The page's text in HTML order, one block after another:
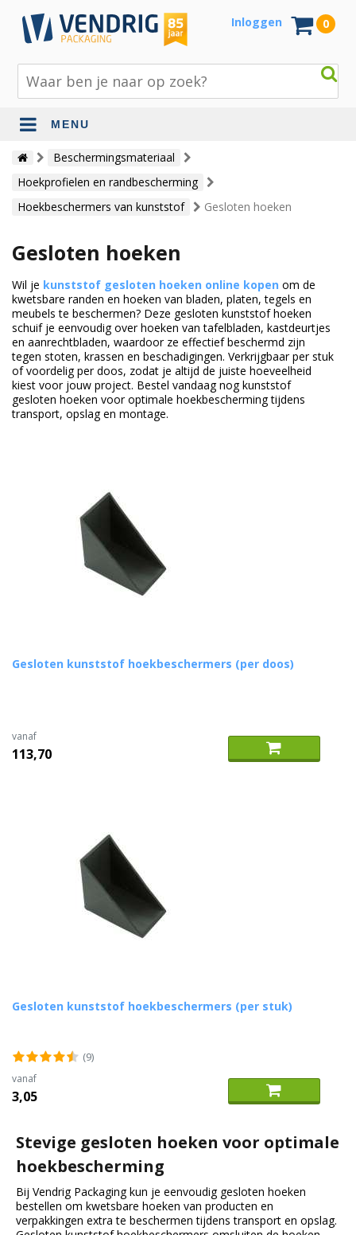
Inloggen 0
MENU
Beschermingsmateriaal
Bouw- en tuinmaterialen
Jute en lopers
Papier en karton
Tape en stickers
Verhuismaterialen
Duurzame verpakkingen
Bedrukte verpakkingen
Beschermingsmateriaal
Hoekprofielen en randbescherming
Hoekbeschermers van kunststof
Gesloten hoeken
Gesloten hoeken
Wil je kunststof gesloten hoeken online kopen om de
kwetsbare randen en hoeken van bladen, platen, tegels en
meubels te beschermen? Deze gesloten kunststof hoeken
schuif je eenvoudig over hoeken van tafelbladen, kastdeurtjes
en aanrechtbladen, waardoor ze effectief beschermd zijn
tegen stoten, krassen en beschadigingen. Verkrijgbaar per stuk
of voordelig per doos, zodat je altijd de juiste hoeveelheid
kiest voor jouw project. Bestel vandaag nog kunststof
gesloten hoeken voor optimale hoekbescherming tijdens
transport, opslag en montage.
Gesloten kunststof hoekbeschermers (per doos)
vanaf
113,70
Gesloten kunststof hoekbeschermers (per stuk)
(9)
vanaf
3,05
Stevige gesloten hoeken voor optimale
hoekbescherming
Bij Vendrig Packaging kun je eenvoudig gesloten hoeken
bestellen om kwetsbare hoeken van producten en
verpakkingen extra te beschermen tijdens transport en opslag.